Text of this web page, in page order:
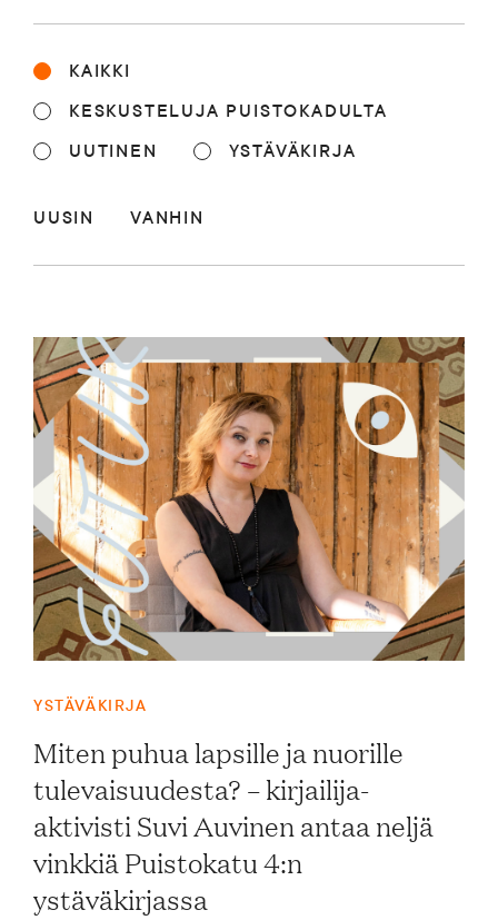
Yhteys- ja lisätiedot
FAQ
FI EN SV SME
KAIKKI
KESKUSTELUJA PUISTOKADULTA
UUTINEN
YSTÄVÄKIRJA
UUSIN VANHIN
YSTÄVÄKIRJA
Miten puhua lapsille ja nuorille
tulevaisuudesta? – kirjailija-
aktivisti Suvi Auvinen antaa neljä
vinkkiä Puistokatu 4:n
ystäväkirjassa